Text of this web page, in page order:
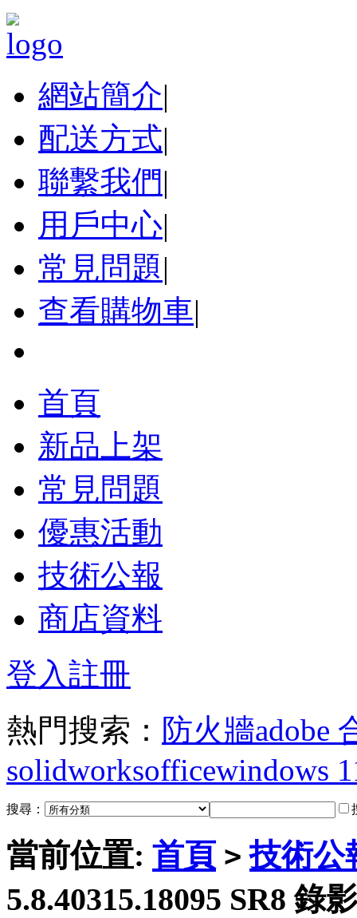
網站簡介|
配送方式|
聯繫我們|
用戶中心|
常見問題|
查看購物車|
首頁
新品上架
常見問題
優惠活動
技術公報
商店資料
登入註冊
熱門搜索： 防火牆adobe
solidworksofficewindows
搜尋：
當前位置: 首頁 > 技術公
5.8.40315.18095 SR8 錄